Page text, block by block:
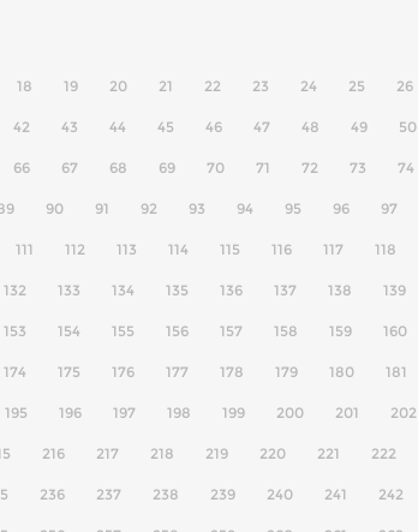
18 19 20 21 22 23 24 25 26
42 43 44 45 46 47 48 49 50
66 67 68 69 70 71 72 73 74
90 91 92 93 94 95 96 97
111 112 113 114 115 116 117 118
132 133 134 135 136 137 138 139
153 154 155 156 157 158 159 160
174 175 176 177 178 179 180 181
195 196 197 198 199 200 201 202
216 217 218 219 220 221 222
236 237 238 239 240 241 242